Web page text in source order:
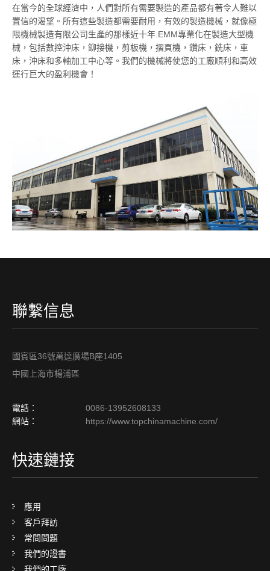
在當今的全球經濟中，人們對所有需要製造的產品都有著令人難以
置信的渴望。所有這些製造都需要耐用，有效的製造機械，就像極
限機械製造有限公司生產的那樣近十年.EMM專業化在製造大型機
械，包括數控沖床，鉚接機，剪板機，摺頁機，鑽床，銑床，車
床，沖床和多軸加工中心等。我們的機械將使您的工廠順利和高效
運行巨大的盈利機會！
聯繫信息
國賓區36號萬達廣場B座1405
中國上海市楊浦區
電話：
0086-13952608133
網站：
https://www.topchinamachine.com/
快速鏈接
應用
客戶拜訪
常問問題
我們的證書